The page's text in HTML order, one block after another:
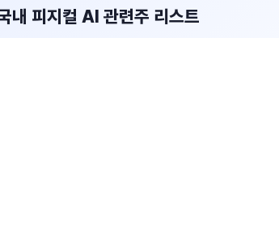
내 피지컬 AI 관련주 리스트